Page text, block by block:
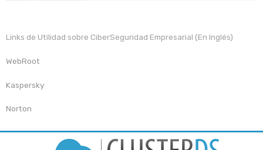
Links de Utilidad sobre CiberSeguridad Empresarial (En Inglés)
WebRoot
Kaspersky
Norton